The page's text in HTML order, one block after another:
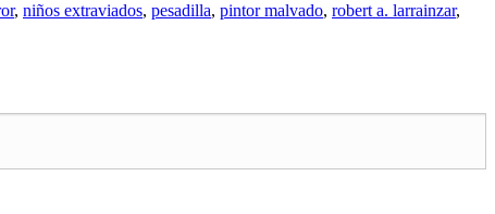
, niños extraviados, pesadilla, pintor malvado, robert a. larrainzar,